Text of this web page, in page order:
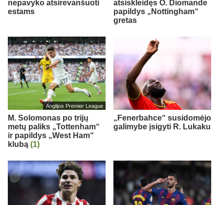
nepavyko atsirevanšuoti
estams
atsiskleidęs O. Diomande
papildys „Nottingham“
gretas
Anglijos Premier League
M. Solomonas po trijų
metų paliks „Tottenham“
ir papildys „West Ham“
klubą (1)
„Fenerbahce“ susidomėjo
galimybe įsigyti R. Lukaku